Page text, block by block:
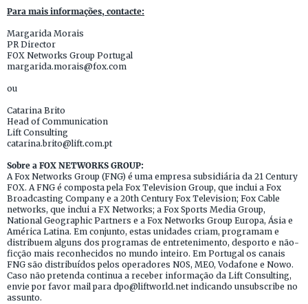
Para mais informações, contacte:
Margarida Morais
PR Director
FOX Networks Group Portugal
margarida.morais@fox.com
ou
Catarina Brito
Head of Communication
Lift Consulting
catarina.brito@lift.com.pt
Sobre a FOX NETWORKS GROUP:
A Fox Networks Group (FNG) é uma empresa subsidiária da 21 Century
FOX. A FNG é composta pela Fox Television Group, que inclui a Fox
Broadcasting Company e a 20th Century Fox Television; Fox Cable
networks, que inclui a FX Networks; a Fox Sports Media Group,
National Geographic Partners e a Fox Networks Group Europa, Ásia e
América Latina. Em conjunto, estas unidades criam, programam e
distribuem alguns dos programas de entretenimento, desporto e não-
ficção mais reconhecidos no mundo inteiro. Em Portugal os canais
FNG são distribuídos pelos operadores NOS, MEO, Vodafone e Nowo.
Caso não pretenda continua a receber informação da Lift Consulting,
envie por favor mail para dpo@liftworld.net indicando unsubscribe no
assunto.